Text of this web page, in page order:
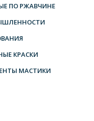
ПО РЖАВЧИНЕ
КРАСКИ
МАСТИКИ